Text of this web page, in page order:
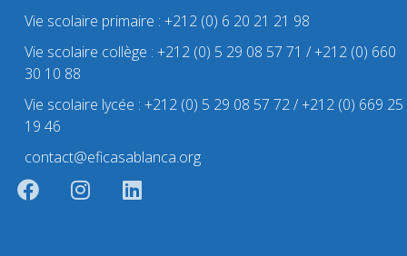
Vie scolaire primaire : +212 (0) 6 20 21 21 98
Vie scolaire collège : +212 (0) 5 29 08 57 71 / +212 (0) 660
30 10 88
Vie scolaire lycée : +212 (0) 5 29 08 57 72 / +212 (0) 669 25
19 46
contact@eficasablanca.org